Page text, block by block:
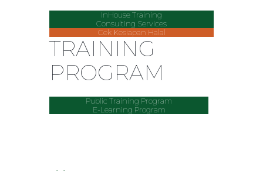
InHouse Training
Consulting Services
Cek Kesiapan Halal
TRAINING
PROGRAM
Public Training Program
E-Learning Program